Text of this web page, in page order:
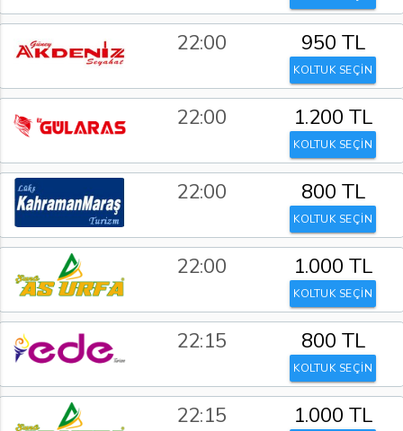
22:00 950 TL
KOLTUK SEÇİN
22:00 1.200 TL
KOLTUK SEÇİN
22:00 800 TL
KOLTUK SEÇİN
22:00 1.000 TL
KOLTUK SEÇİN
22:15 800 TL
KOLTUK SEÇİN
22:15 1.000 TL